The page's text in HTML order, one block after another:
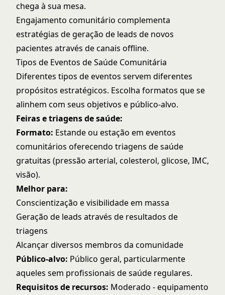
chega à sua mesa.
Engajamento comunitário complementa
estratégias de geração de leads de novos
pacientes através de canais offline.
Tipos de Eventos de Saúde Comunitária
Diferentes tipos de eventos servem diferentes
propósitos estratégicos. Escolha formatos que se
alinhem com seus objetivos e público-alvo.
Feiras e triagens de saúde:
Formato: Estande ou estação em eventos
comunitários oferecendo triagens de saúde
gratuitas (pressão arterial, colesterol, glicose, IMC,
visão).
Melhor para:
Conscientização e visibilidade em massa
Geração de leads através de resultados de
triagens
Alcançar diversos membros da comunidade
Público-alvo: Público geral, particularmente
aqueles sem profissionais de saúde regulares.
Requisitos de recursos: Moderado - equipamento